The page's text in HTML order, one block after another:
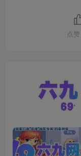
点赞